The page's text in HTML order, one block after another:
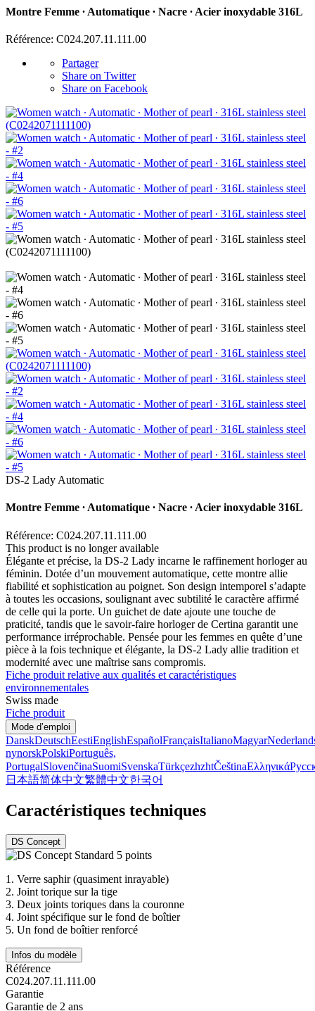
Montre Femme ∙ Automatique ∙ Nacre ∙ Acier inoxydable 316L
Référence: C024.207.11.111.00
Partager
Share on Twitter
Share on Facebook
DS-2 Lady Automatic
Montre Femme ∙ Automatique ∙ Nacre ∙ Acier inoxydable 316L
Référence: C024.207.11.111.00
This product is no longer available
Élégante et précise, la DS-2 Lady incarne le raffinement horloger au
féminin. Dotée d’un mouvement automatique, cette montre allie
fiabilité et sophistication au poignet. Son design intemporel s’adapte
à toutes les occasions, soulignant avec subtilité le caractère affirmé
de celle qui la porte. Un guichet de date ajoute une touche de
praticité, tandis que le savoir-faire horloger de Certina garantit une
performance irréprochable. Pensée pour les femmes en quête d’une
pièce à la fois technique et élégante, la DS-2 Lady allie tradition et
modernité avec une maîtrise sans compromis.
Fiche produit relative aux qualités et caractéristiques
environnementales
Swiss made
Fiche produit
Mode d’emploi
DanskDeutschEestiEnglishEspañolFrançaisItalianoMagyar
nynorskPolskiPortuguês,
PortugalSlovenčinaSuomiSvenskaTürkçezhzhtČeštinaΕλληνικά
日本語简体中文繁體中文한국어
Caractéristiques techniques
DS Concept
1. Verre saphir (quasiment inrayable)
2. Joint torique sur la tige
3. Deux joints toriques dans la couronne
4. Joint spécifique sur le fond de boîtier
5. Un fond de boîtier renforcé
Infos du modèle
Référence
C024.207.11.111.00
Garantie
Garantie de 2 ans